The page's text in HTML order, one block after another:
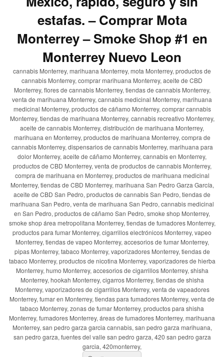
estafas. – Comprar Mota
Monterrey – Smoke Shop #1 en
Monterrey Nuevo Leon
cannabis Monterrey, marihuana Monterrey, mota Monterrey, productos de
cannabis Monterrey, comprar marihuana Monterrey, aceite de CBD
Monterrey, flores de cannabis Monterrey, tiendas de cannabis Monterrey,
venta de marihuana Monterrey, cannabis medicinal Monterrey, marihuana
medicinal Monterrey, productos de cáñamo Monterrey, comprar cannabis
Monterrey, tiendas de marihuana Monterrey, cannabis recreativo Monterrey,
aceite de cannabis Monterrey, distribución de marihuana Monterrey,
marihuana en Monterrey, productos de marihuana Monterrey, compra de
cannabis Monterrey, dispensarios de cannabis Monterrey, marihuana para
dolor Monterrey, aceite de cáñamo Monterrey, cannabis en Monterrey,
productos de CBD Monterrey, venta de productos de cannabis Monterrey,
compra de marihuana en Monterrey, productos de marihuana medicinal
Monterrey, tiendas de CBD Monterrey, marihuana San Pedro Garza García,
aceite de CBD San Pedro, productos de cannabis San Pedro, tiendas de
marihuana San Pedro, venta de marihuana San Pedro, cannabis medicinal
en San Pedro, productos de cáñamo San Pedro, smoke shop Monterrey,
smoke shop área metropolitana Monterrey, tiendas de fumadores Monterrey,
productos para fumar Monterrey, cigarrillos electrónicos Monterrey, vapeo
Monterrey, tiendas de vapeo Monterrey, accesorios de fumar Monterrey,
pipas Monterrey, tabaco Monterrey, vaporizadores Monterrey, tiendas de
tabaco Monterrey, productos de nicotina Monterrey, vaporizadores de hierba
Monterrey, humo Monterrey, accesorios de cigarrillos Monterrey, shisha
Monterrey, hookah Monterrey, cigarros Monterrey, tiendas de shisha
Monterrey, vaporizadores de cigarrillos Monterrey, venta de vapeadores
Monterrey, fumar en Monterrey, tiendas para fumadores Monterrey, venta de
tabaco Monterrey, zonas de fumar Monterrey, productos para shisha
Monterrey, fumadores Monterrey, áreas de fumadores Monterrey, marihuana
Monterrey, san pedro garza garcia cannabis, san pedro garza marihuana,
san pedro garza, fuentes del valle san pedro garza, 420 san pedro garza
garcia, 420monterrey,